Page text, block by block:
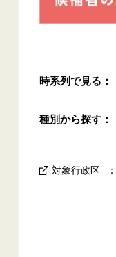
時系列で見る：
種別から探す：
対象行政区 ：